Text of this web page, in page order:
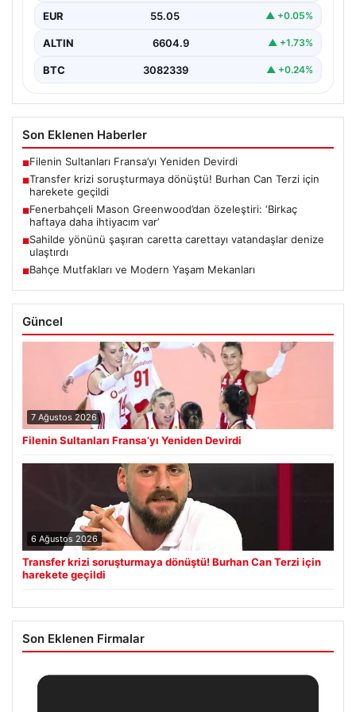
EUR 55.05 ▲ +0.05%
ALTIN 6604.9 ▲ +1.73%
BTC 3082339 ▲ +0.24%
Son Eklenen Haberler
■Filenin Sultanları Fransa’yı Yeniden Devirdi
■Transfer krizi soruşturmaya dönüştü! Burhan Can Terzi için
harekete geçildi
■Fenerbahçeli Mason Greenwood’dan özeleştiri: ‘Birkaç
haftaya daha ihtiyacım var’
■Sahilde yönünü şaşıran caretta carettayı vatandaşlar denize
ulaştırdı
■Bahçe Mutfakları ve Modern Yaşam Mekanları
Güncel
7 Ağustos 2026
Filenin Sultanları Fransa’yı Yeniden Devirdi
6 Ağustos 2026
Transfer krizi soruşturmaya dönüştü! Burhan Can Terzi için
harekete geçildi
Son Eklenen Firmalar